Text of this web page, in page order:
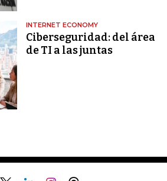
INTERNET ECONOMY
Ciberseguridad: del área
de TI a las juntas